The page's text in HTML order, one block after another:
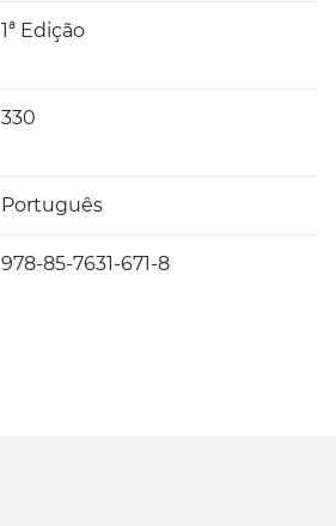
1ª Edição
330
Português
978-85-7631-671-8